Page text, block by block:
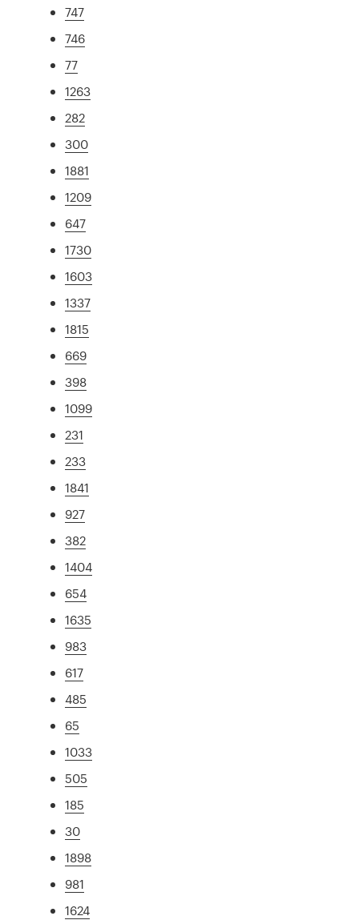
747
746
77
1263
282
300
1881
1209
647
1730
1603
1337
1815
669
398
1099
231
233
1841
927
382
1404
654
1635
983
617
485
65
1033
505
185
30
1898
981
1624